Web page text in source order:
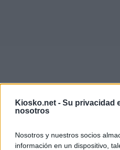
Kiosko.net - Su privacidad
nosotros
Nosotros y nuestros socios
información en un dispositivo,